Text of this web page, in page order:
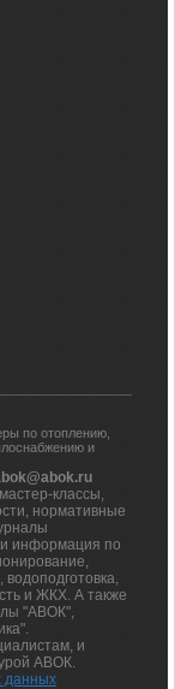
по отоплению,
и
классы,
нормативные
и информация по
и ЖКХ. А также
"АВОК",
и
АВОК.
данных